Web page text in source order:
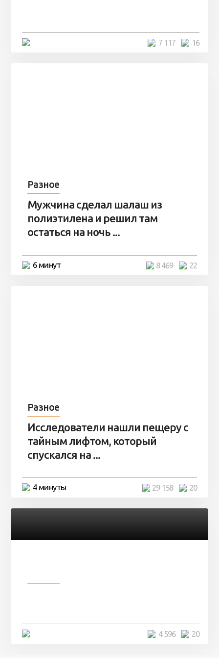
16
7 117
Разное
Мужчина сделал шалаш из
полиэтилена и решил там
остаться на ночь ...
6 минут 22
8 469
Разное
Исследователи нашли пещеру с
тайным лифтом, который
спускался на ...
4 минуты 20
29 158
20
4 596